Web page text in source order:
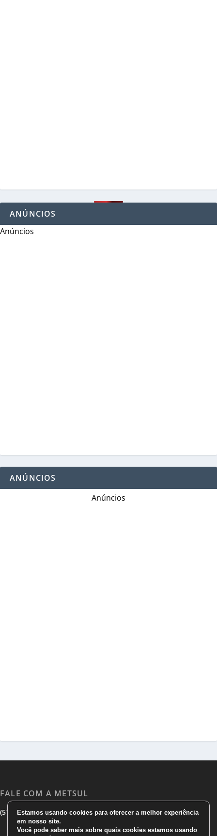
ANÚNCIOS
Anúncios
ANÚNCIOS
Anúncios
FALE COM A METSUL
(51) 3533 1983|(51)3785 7752| comercial@metsul.com
Estamos usando cookies para oferecer a melhor experiência
em nosso site.
Você pode saber mais sobre quais cookies estamos usando